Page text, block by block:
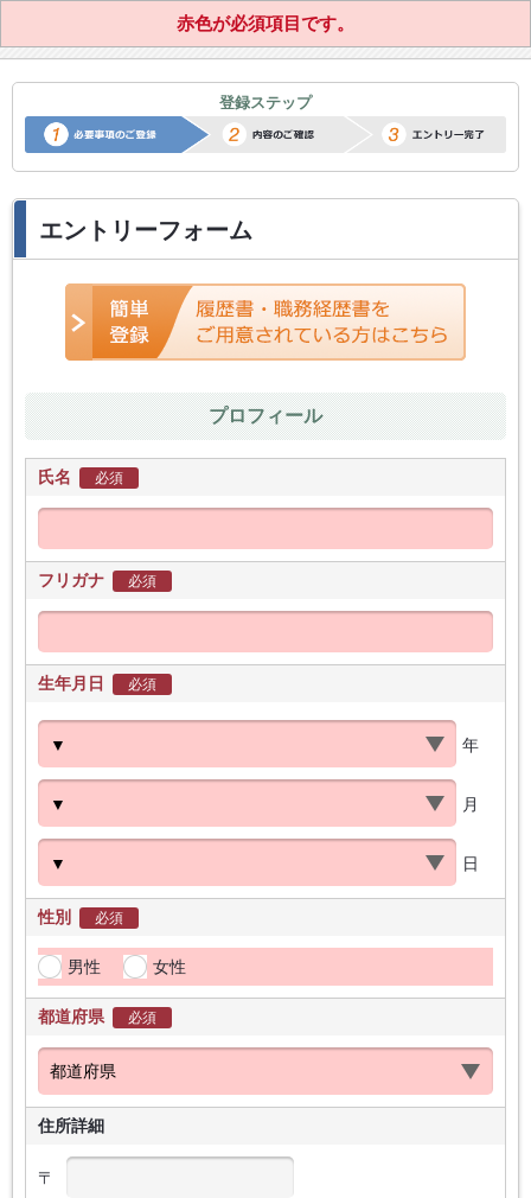
正社員転職サポートエントリー
登録ステップ
エントリーフォーム
プロフィール
氏名 必須
フリガナ 必須
生年月日 必須
年
月
日
性別 必須
男性 女性
都道府県 必須
住所詳細
〒
赤色が必須項目です。